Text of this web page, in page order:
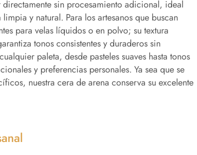
sin procesamiento adicional, ideal
y natural. Para los artesanos que buscan
para velas líquidos o en polvo; su textura
tonos consistentes y duraderos sin
paleta, desde pasteles suaves hasta tonos
y preferencias personales. Ya sea que se
nuestra cera de arena conserva su excelente